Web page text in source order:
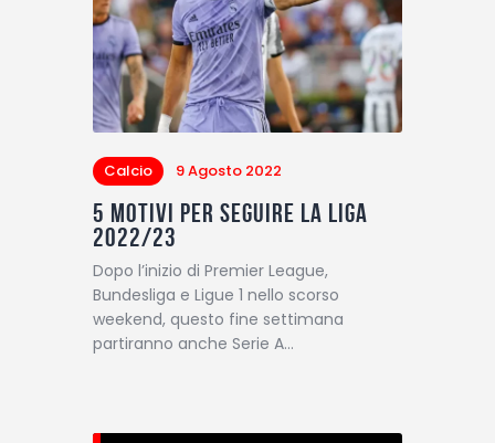
Calcio 9 Agosto 2022
5 motivi per seguire la Liga
2022/23
Dopo l’inizio di Premier League,
Bundesliga e Ligue 1 nello scorso
weekend, questo fine settimana
partiranno anche Serie A…